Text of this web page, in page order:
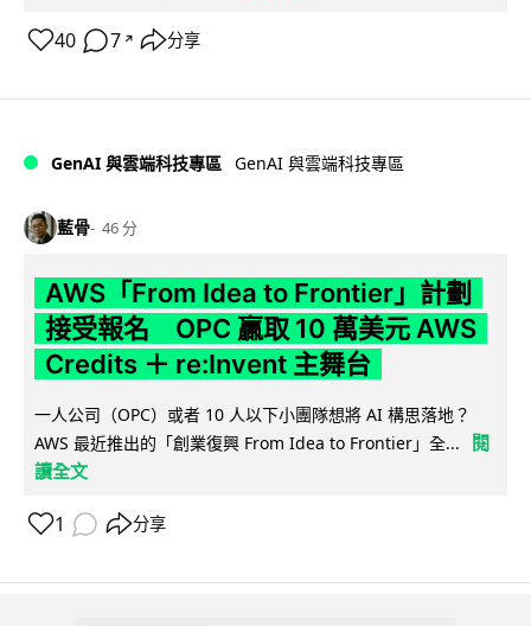
40 7 ↗ 分享
GenAI 與雲端科技專區 GenAI 與雲端科技專區
藍骨 46 分
AWS「From Idea to Frontier」計劃
接受報名 OPC 贏取 10 萬美元 AWS
Credits ＋ re:Invent 主舞台
一人公司（OPC）或者 10 人以下小團隊想將 AI 構思落地？
AWS 最近推出的「創業復興 From Idea to Frontier」全...
閱
讀全文
1 分享